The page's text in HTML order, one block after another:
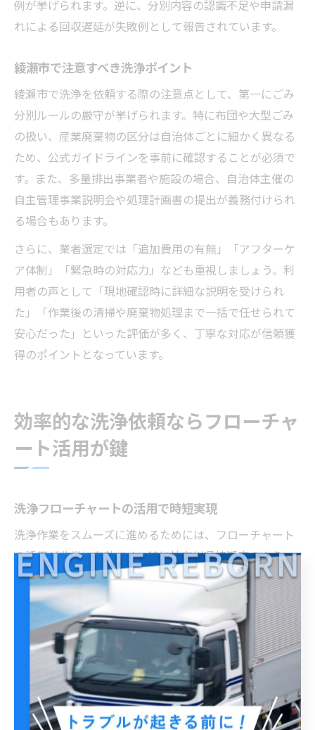
例が挙げられます。逆に、分別内容の認識不足や申請漏
れによる回収遅延が失敗例として報告されています。
綾瀬市で注意すべき洗浄ポイント
綾瀬市で洗浄を依頼する際の注意点として、第一にごみ
分別ルールの厳守が挙げられます。特に布団や大型ごみ
の扱い、産業廃棄物の区分は自治体ごとに細かく異なる
ため、公式ガイドラインを事前に確認することが必須で
す。また、多量排出事業者や施設の場合、自治体主催の
自主管理事業説明会や処理計画書の提出が義務付けられ
る場合もあります。
さらに、業者選定では「追加費用の有無」「アフターケ
ア体制」「緊急時の対応力」なども重視しましょう。利
用者の声として「現地確認時に詳細な説明を受けられ
た」「作業後の清掃や廃棄物処理まで一括で任せられて
安心だった」といった評価が多く、丁寧な対応が信頼獲
得のポイントとなっています。
効率的な洗浄依頼ならフローチャ
ート活用が鍵
洗浄フローチャートの活用で時短実現
洗浄作業をスムーズに進めるためには、フローチャート
の活用が非常に有効です。特に神奈川県綾瀬市のよう
に、ごみ分別や廃棄物処理のルールが厳格な地域では、
事前に作業工程を可視化することで手戻りやミスを防げ
ます。具体的には、各工程ごとに必要な作業内容や注意
点を明記したフローチャートを作成し、担当者全員で共
有することで、無駄な待機時間や確認作業を減らすこと
が可能です。
また、フローチャートを参照しながら作業を進めること